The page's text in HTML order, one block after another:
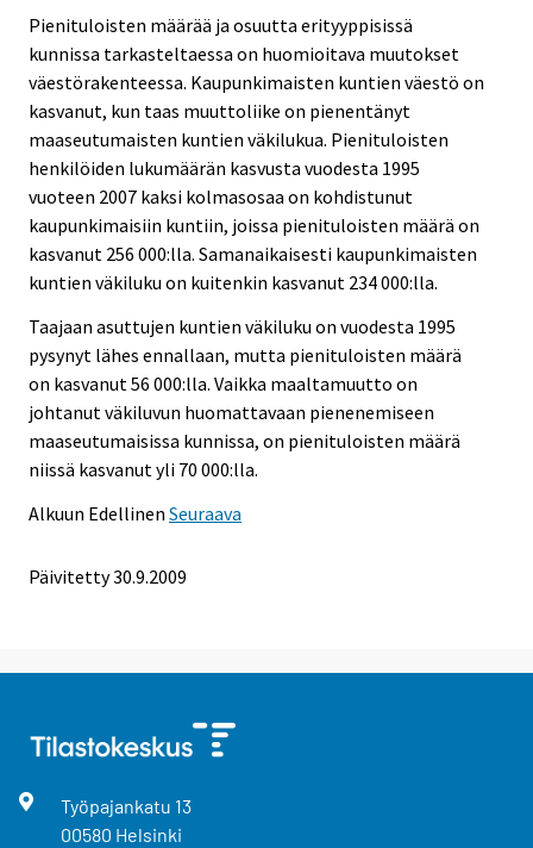
Pienituloisten määrää ja osuutta erityyppisissä
kunnissa tarkasteltaessa on huomioitava muutokset
väestörakenteessa. Kaupunkimaisten kuntien väestö on
kasvanut, kun taas muuttoliike on pienentänyt
maaseutumaisten kuntien väkilukua. Pienituloisten
henkilöiden lukumäärän kasvusta vuodesta 1995
vuoteen 2007 kaksi kolmasosaa on kohdistunut
kaupunkimaisiin kuntiin, joissa pienituloisten määrä on
kasvanut 256 000:lla. Samanaikaisesti kaupunkimaisten
kuntien väkiluku on kuitenkin kasvanut 234 000:lla.
Taajaan asuttujen kuntien väkiluku on vuodesta 1995
pysynyt lähes ennallaan, mutta pienituloisten määrä
on kasvanut 56 000:lla. Vaikka maaltamuutto on
johtanut väkiluvun huomattavaan pienenemiseen
maaseutumaisissa kunnissa, on pienituloisten määrä
niissä kasvanut yli 70 000:lla.
Alkuun Edellinen Seuraava
Päivitetty30.9.2009
Työpajankatu 13
00580 Helsinki